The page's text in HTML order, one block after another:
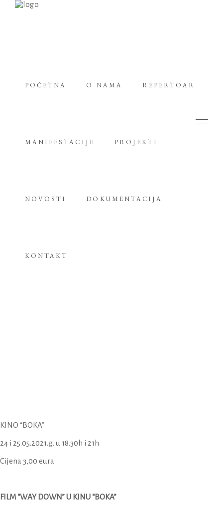
POČETNA O NAMA REPERTOAR
MANIFESTACIJE PROJEKTI
NOVOSTI DOKUMENTACIJA
KONTAKT
KINO “BOKA”
24 i 25.05.2021.g. u 18.30h i 21h
Cijena 3,00 eura
FILM “WAY DOWN” U KINU “BOKA”